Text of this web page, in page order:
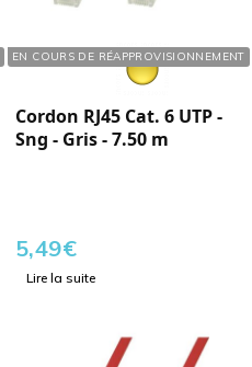
EN COURS DE RÉAPPROVISIONNEMENT
Réf. : 121070
Cordon RJ45 Cat. 6 UTP -
Sng - Gris - 7.50 m
5,49€
Lire la suite